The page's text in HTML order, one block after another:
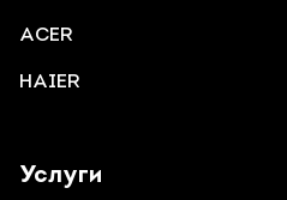
Услуги
ACER
HAIER